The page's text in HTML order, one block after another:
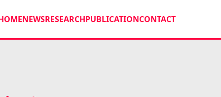
NEWSRESEARCHPUBLICATIONCONTACT